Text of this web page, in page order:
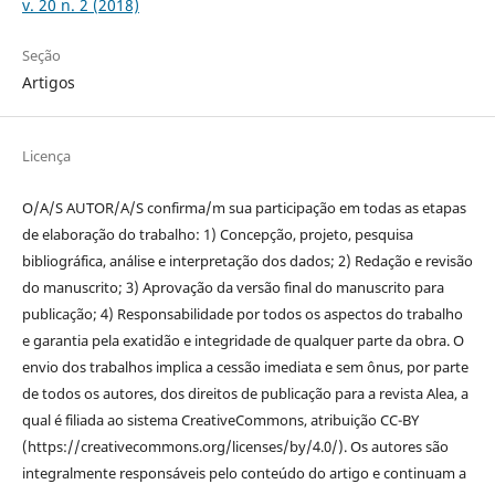
v. 20 n. 2 (2018)
Seção
Artigos
Licença
O/A/S AUTOR/A/S confirma/m sua participação em todas as etapas
de elaboração do trabalho: 1) Concepção, projeto, pesquisa
bibliográfica, análise e interpretação dos dados; 2) Redação e revisão
do manuscrito; 3) Aprovação da versão final do manuscrito para
publicação; 4) Responsabilidade por todos os aspectos do trabalho
e garantia pela exatidão e integridade de qualquer parte da obra. O
envio dos trabalhos implica a cessão imediata e sem ônus, por parte
de todos os autores, dos direitos de publicação para a revista Alea, a
qual é filiada ao sistema CreativeCommons, atribuição CC-BY
(https://creativecommons.org/licenses/by/4.0/). Os autores são
integralmente responsáveis pelo conteúdo do artigo e continuam a